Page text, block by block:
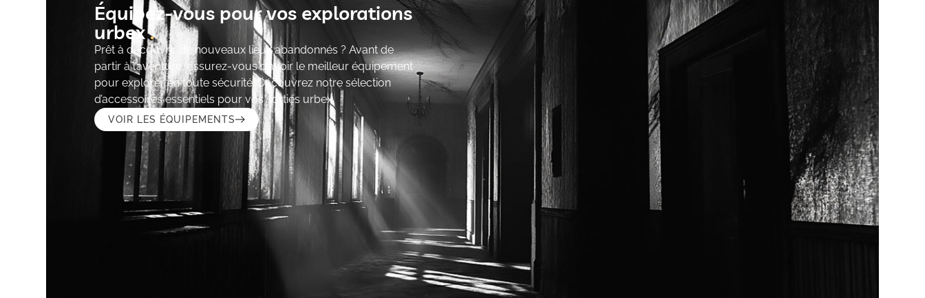
Équipez-vous pour vos explorations
urbex
Prêt à découvrir de nouveaux lieux abandonnés ? Avant de
partir à l’aventure, assurez-vous d’avoir le meilleur équipement
pour explorer en toute sécurité. Découvrez notre sélection
d’accessoires essentiels pour vos sorties urbex.
VOIR LES ÉQUIPEMENTS